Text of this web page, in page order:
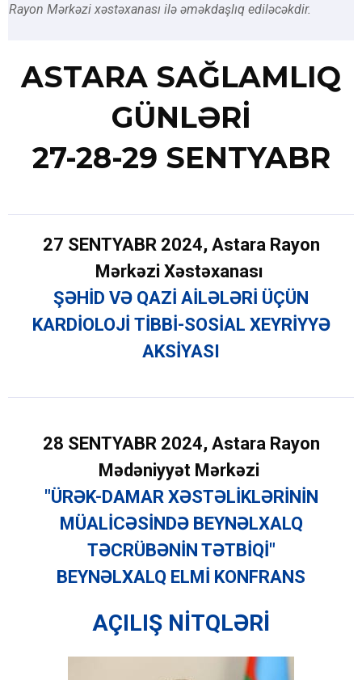
Rayon Mərkəzi xəstəxanası ilə əməkdaşlıq ediləcəkdir.
ASTARA SAĞLAMLIQ
GÜNLƏRİ
27-28-29 SENTYABR
27 SENTYABR 2024, Astara Rayon
Mərkəzi Xəstəxanası
ŞƏHİD VƏ QAZİ AİLƏLƏRİ ÜÇÜN
KARDİOLOJİ TİBBİ-SOSİAL XEYRİYYƏ
AKSİYASI
28 SENTYABR 2024, Astara Rayon
Mədəniyyət Mərkəzi
"ÜRƏK-DAMAR XƏSTƏLİKLƏRİNİN
MÜALİCƏSİNDƏ BEYNƏLXALQ
TƏCRÜBƏNİN TƏTBİQİ"
BEYNƏLXALQ ELMİ KONFRANS
AÇILIŞ NİTQLƏRİ